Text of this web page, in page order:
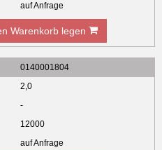
auf Anfrage
Warenkorb legen
0140001804
2,0
-
12000
auf Anfrage